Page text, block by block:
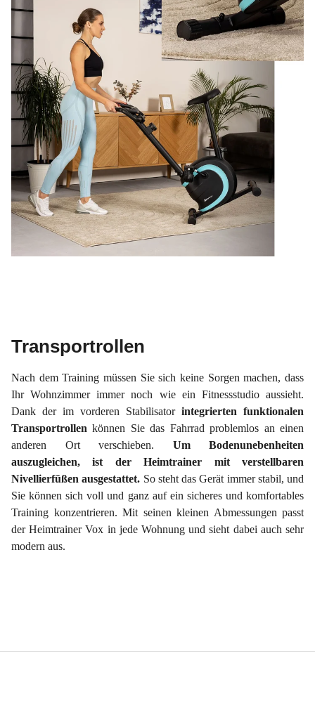
Transportrollen
Nach dem Training müssen Sie sich keine Sorgen machen, dass
Ihr Wohnzimmer immer noch wie ein Fitnessstudio aussieht.
Dank der im vorderen Stabilisator integrierten funktionalen
Transportrollenkönnen Sie das Fahrrad problemlos an einen
anderen Ort verschieben. Um Bodenunebenheiten
auszugleichen, ist der Heimtrainer mit verstellbaren
Nivellierfüßen ausgestattet. So steht das Gerät immer stabil, und
Sie können sich voll und ganz auf ein sicheres und komfortables
Training konzentrieren. Mit seinen kleinen Abmessungen passt
der Heimtrainer Vox in jede Wohnung und sieht dabei auch sehr
modern aus.